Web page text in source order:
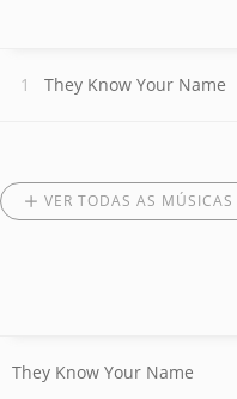
They Know Your Name
VER TODAS AS MÚSICAS
They Know Your Name